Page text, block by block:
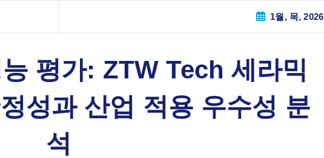
1월, 목, 2026
평가: ZTW Tech 세라믹
성과 산업 적용 우수성 분
석